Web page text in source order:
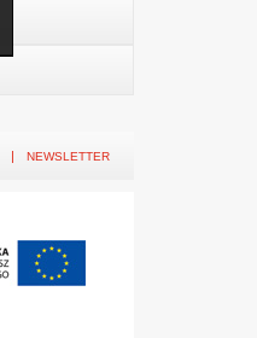
NEWSLETTER